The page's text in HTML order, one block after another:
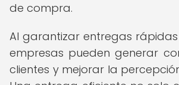
de compra.
Al garantizar entregas rápidas
empresas pueden generar
clientes y mejorar la